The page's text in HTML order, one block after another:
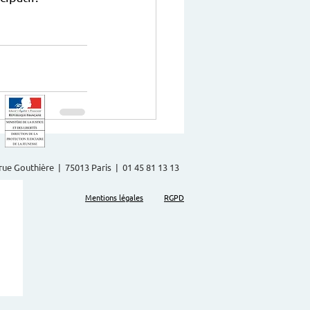
Gouthière | 75013 Paris | 01 45 81 13 13
Mentions légales RGPD